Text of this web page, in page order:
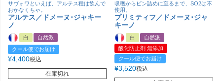
サヴォワといえば、アルテス種は飲んで
おかなくちゃ。
アルテス／ドメーヌ･ジャキー
ノ
白
自然派
クール便でお届け
¥4,400税込
在庫切れ
収穫からビン詰めに至るまで、SO2は不
使用。
プリミティフ／ドメーヌ･ジャ
キーノ
白
自然派
酸化防止剤 無添加
クール便でお届け
¥3,520税込